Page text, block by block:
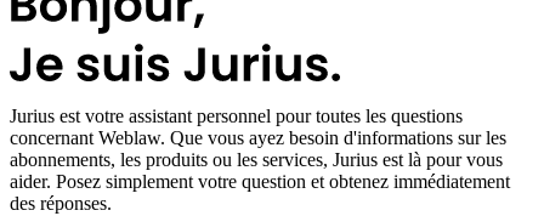
Jurius est votre assistant personnel pour toutes les questions
concernant Weblaw. Que vous ayez besoin d'informations sur les
abonnements, les produits ou les services, Jurius est là pour vous
aider. Posez simplement votre question et obtenez immédiatement
des réponses.